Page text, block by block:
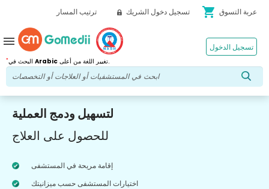
ترتيب المسار تسجيل دخول الشريك shopping_cart عربة التسوق
* Arabic تغيير اللغة من أعلى.
تسجيل الدخول menu
لتسهيل ودمج العملية
للحصول على العلاج
إقامة مريحة في المستشفى
اختيارات المستشفى حسب ميزانيتك